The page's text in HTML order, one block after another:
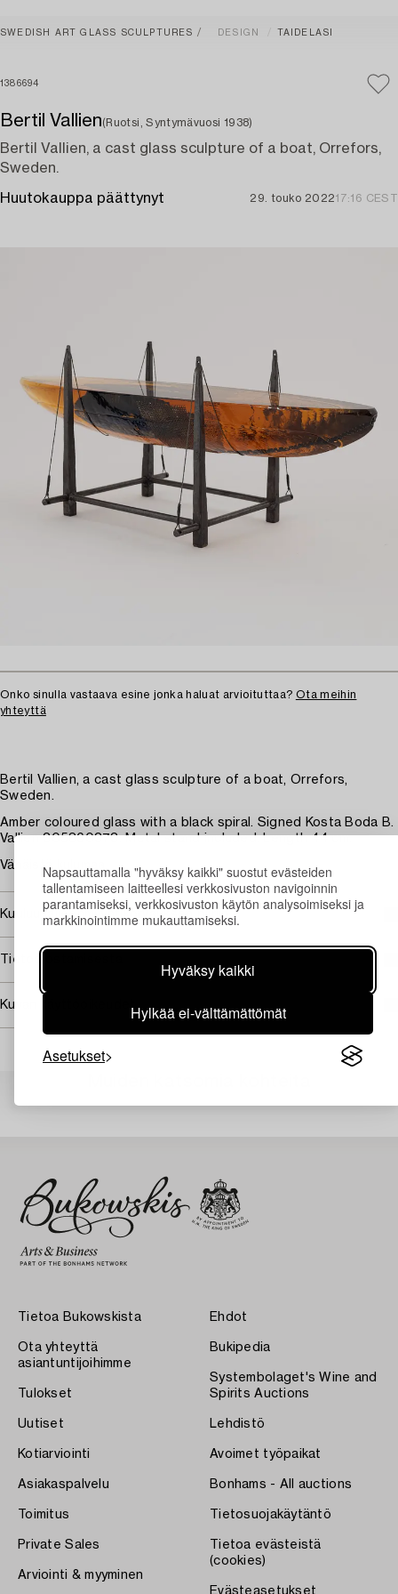
Napsauttamalla "hyväksy kaikki" suostut evästeiden
tallentamiseen laitteellesi verkkosivuston navigoinnin
parantamiseksi, verkkosivuston käytön analysoimiseksi ja
markkinointimme mukauttamiseksi.
Hyväksy kaikki
Hylkää ei-välttämättömät
Asetukset
SWEDISH ART GLASS SCULPTURES DESIGN TAIDELASI
1386694
Bertil Vallien(Ruotsi, Syntymävuosi 1938)
Bertil Vallien, a cast glass sculpture of a boat, Orrefors,
Sweden.
Huutokauppa päättynyt 29. touko 202217:16 CEST
Onko sinulla vastaava esine jonka haluat arvioituttaa? Ota meihin
yhteyttä
Bertil Vallien, a cast glass sculpture of a boat, Orrefors,
Sweden.
Amber coloured glass with a black spiral. Signed Kosta Boda B.
Vallien 305860373. Metal stand included. Length 44 cm.
Vähäistä kulumaa.
Kuuluu jälleenmyyntikorvauksen piiriin
Tietoa ostamisesta
Kuvan käyttöoikeudet
Tietoa Bukowskista
Ota yhteyttä
asiantuntijoihimme
Tulokset
Uutiset
Kotiarviointi
Asiakaspalvelu
Toimitus
Private Sales
Arviointi & myyminen
Ehdot
Bukipedia
Systembolaget's Wine and
Spirits Auctions
Lehdistö
Avoimet työpaikat
Bonhams - All auctions
Tietosuojakäytäntö
Tietoa evästeistä
(cookies)
Evästeasetukset